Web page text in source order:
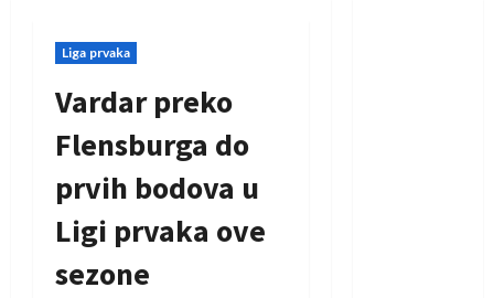
Liga prvaka
Vardar preko
Flensburga do
prvih bodova u
Ligi prvaka ove
sezone